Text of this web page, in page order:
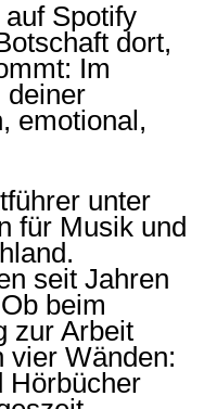
Spotify
dort,
Im
deiner
emotional,
unter
für Musik und
seit Jahren
beim
zur Arbeit
vier Wänden:
Hörbücher